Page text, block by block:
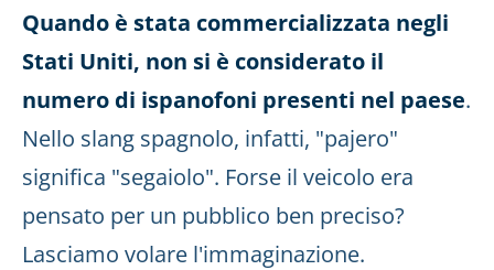
Quando è stata commercializzata negli
Stati Uniti, non si è considerato il
numero di ispanofoni presenti nel paese.
Nello slang spagnolo, infatti, "pajero"
significa "segaiolo". Forse il veicolo era
pensato per un pubblico ben preciso?
Lasciamo volare l'immaginazione.